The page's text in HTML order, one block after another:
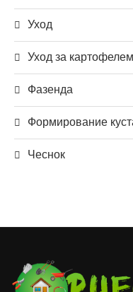
Уход
Уход за картофелем
Фазенда
Формирование
Чеснок